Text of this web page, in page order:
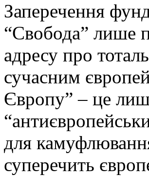
Заперечення
“Свобода” лише
адресу про
сучасним
Європу” – це
для
суперечить